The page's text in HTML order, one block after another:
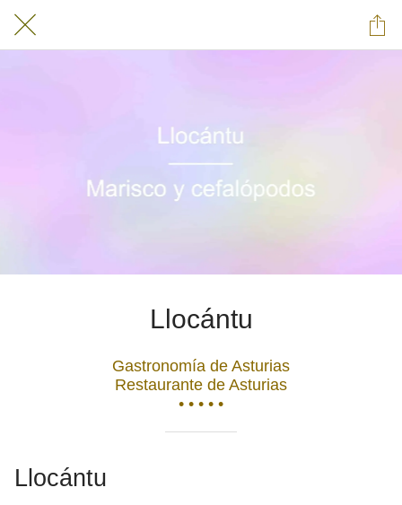
Llocántu
Gastronomía de Asturias
Restaurante de Asturias
• • • • •
Llocántu